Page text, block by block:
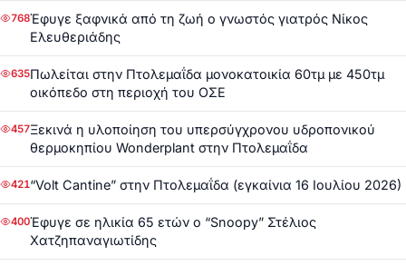
768Έφυγε ξαφνικά από τη ζωή ο γνωστός γιατρός Νίκος
Ελευθεριάδης
635Πωλείται στην Πτολεμαΐδα μονοκατοικία 60τμ με 450τμ
οικόπεδο στη περιοχή του ΟΣΕ
457Ξεκινά η υλοποίηση του υπερσύγχρονου υδροπονικού
θερμοκηπίου Wonderplant στην Πτολεμαΐδα
421“Volt Cantine” στην Πτολεμαΐδα (εγκαίνια 16 Ιουλίου 2026)
400Έφυγε σε ηλικία 65 ετών ο “Snoopy” Στέλιος
Χατζηπαναγιωτίδης